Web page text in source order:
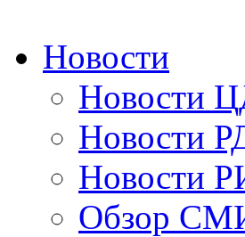
Новости
Новости
Новости
Новости
Обзор